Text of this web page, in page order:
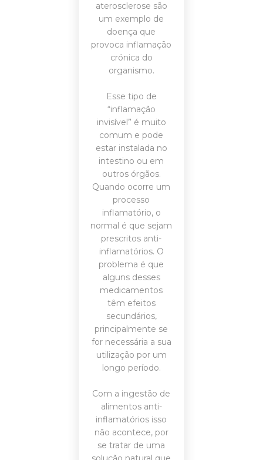
aterosclerose são
um exemplo de
doença que
provoca inflamação
crónica do
organismo.
Esse tipo de
“inflamação
invisível” é muito
comum e pode
estar instalada no
intestino ou em
outros órgãos.
Quando ocorre um
processo
inflamatório, o
normal é que sejam
prescritos anti-
inflamatórios. O
problema é que
alguns desses
medicamentos
têm efeitos
secundários,
principalmente se
for necessária a sua
utilização por um
longo período.
Com a ingestão de
alimentos anti-
inflamatórios isso
não acontece, por
se tratar de uma